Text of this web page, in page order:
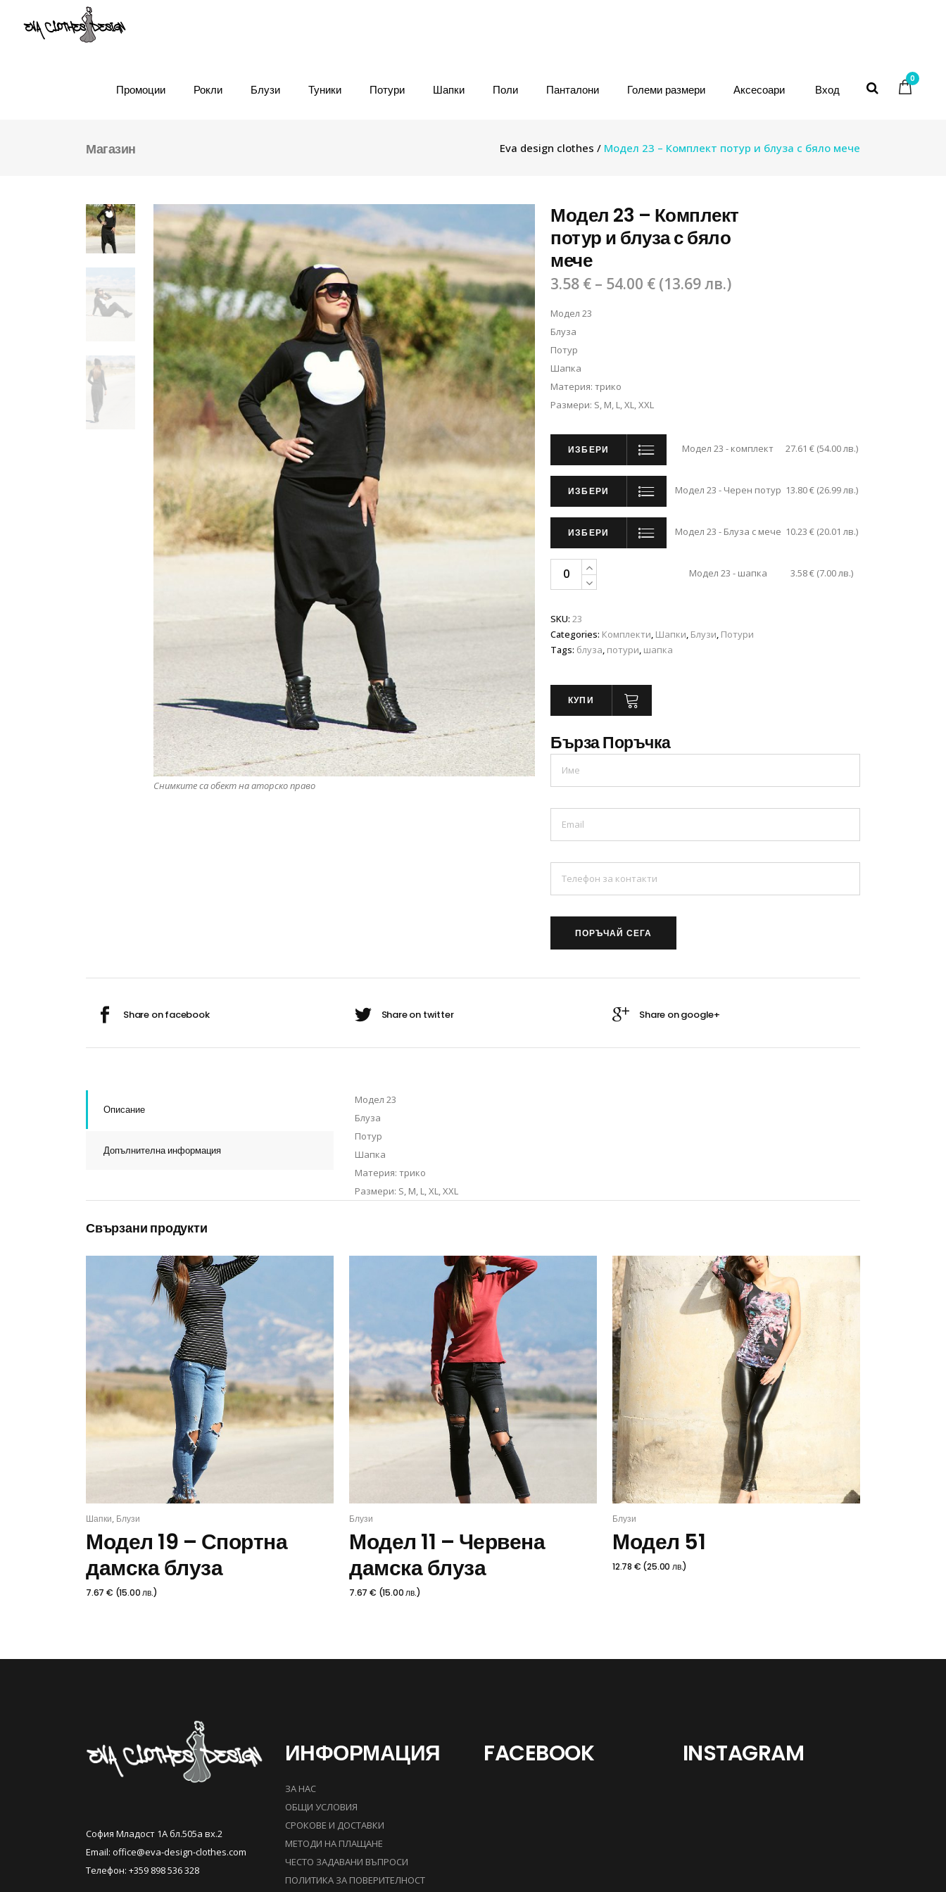
Промоции Рокли Блузи Туники Потури Шапки Поли Панталони Големи размери Аксесоари Вход
0
Магазин Eva design clothes / Модел 23 – Комплект потур и блуза с бяло мече
Снимките са обект на аторско право
Модел 23 – Комплект
потур и блуза с бяло
мече
3.58 € – 54.00 € (13.69лв.)
Модел 23
Блуза
Потур
Шапка
Материя: трико
Размери: S, M, L, XL, XXL
ИЗБЕРИ Модел 23 - комплект 27.61 € (54.00лв.)
ИЗБЕРИ Модел 23 - Черен потур 13.80€ (26.99лв.)
ИЗБЕРИ Модел 23 - Блуза с мече 10.23 € (20.01лв.)
Модел 23 - шапка 3.58€ (7.00лв.)
SKU: 23
Categories: Комплекти, Шапки, Блузи, Потури
Tags: блуза, потури, шапка
КУПИ
Бърза Поръчка
Описание
Допълнителна информация
Модел 23
Блуза
Потур
Шапка
Материя: трико
Размери: S, M, L, XL, XXL
Свързани продукти
ИЗБЕРИ
Шапки, Блузи
Модел 19 – Спортна
дамска блуза
7.67 € (15.00лв.)
Блузи
Модел 11 – Червена
дамска блуза
7.67 € (15.00лв.)
Блузи
Модел 51
12.78 € (25.00лв.)
София Младост 1А бл.505а вх.2
Email: office@eva-design-clothes.com
Телефон: +359 898 536 328
ИНФОРМАЦИЯ
ЗА НАС
ОБЩИ УСЛОВИЯ
СРОКОВЕ И ДОСТАВКИ
МЕТОДИ НА ПЛАЩАНЕ
ЧЕСТО ЗАДАВАНИ ВЪПРОСИ
ПОЛИТИКА ЗА ПОВЕРИТЕЛНОСТ
FACEBOOK INSTAGRAM